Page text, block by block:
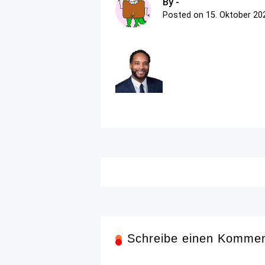
Posted on 15. Oktober
Schreibe einen